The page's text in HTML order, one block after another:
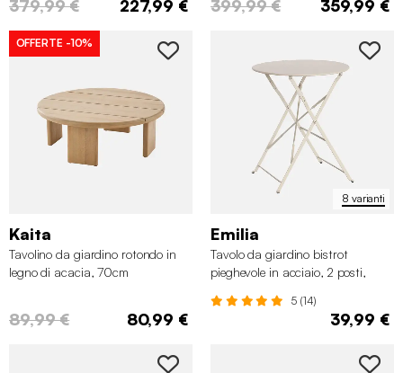
379,99 € 227,99 € 399,99 € 359,99 €
OFFERTE -10%
Kaita
Tavolino da giardino rotondo in
legno di acacia, 70cm
89,99 € 80,99 €
8 varianti
Emilia
Tavolo da giardino bistrot
pieghevole in acciaio, 2 posti,
5 (14)
39,99 €